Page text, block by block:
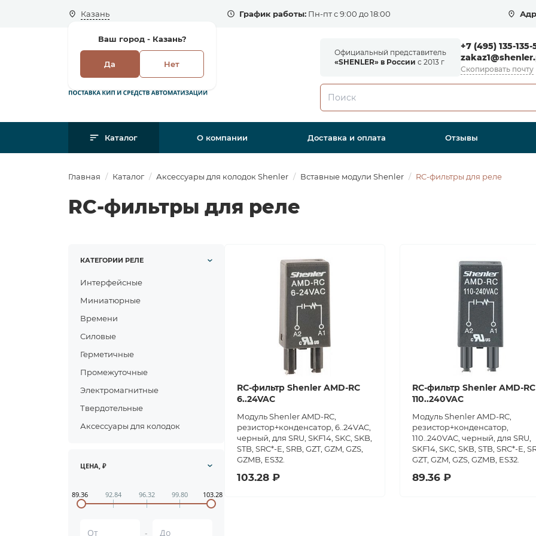
Казань
Ваш город - Казань?
Да Нет
График работы:Пн-пт с 9:00 до 18:00
Официальный представитель
«SHENLER» в России с 2013 г
+7 (495) 135-135-
Скопировать почту
Каталог О компании Доставка и оплата Отзывы
Главная Каталог Аксессуары для колодок Shenler Вставные модули Shenler RC-фильтры для реле
RC-фильтры для реле
КАТЕГОРИИ РЕЛЕ
Интерфейсные
Миниатюрные
Времени
Силовые
Герметичные
Промежуточные
Электромагнитные
Твердотельные
Аксессуары для колодок
ЦЕНА, ₽
89.36 92.84 96.32 99.80 103.28
RC-фильтр Shenler AMD-RC
6..24VAC
Модуль Shenler AMD-RC,
резистор+конденсатор, 6..24VAC,
черный, для SRU, SKF14, SKC, SKB,
STB, SRC*-E, SRB, GZT, GZM, GZS,
GZMB, ES32.
103.28 ₽
RC-фильтр Shenler AMD-RC
110..240VAC
Модуль Shenler AMD-RC,
резистор+конденсатор,
110..240VAC, черный, для SRU,
SKF14, SKC, SKB, STB, SRC*-E,
GZT, GZM, GZS, GZMB, ES32.
89.36 ₽